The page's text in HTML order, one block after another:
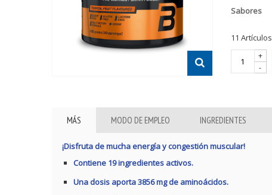
Sabores
11 Artículos
-
+
MÁS MODO DE EMPLEO INGREDIENTES
¡Disfruta de mucha energía y congestión muscular!
Contiene 19 ingredientes activos.
Una dosis aporta 3856 mg de aminoácidos.